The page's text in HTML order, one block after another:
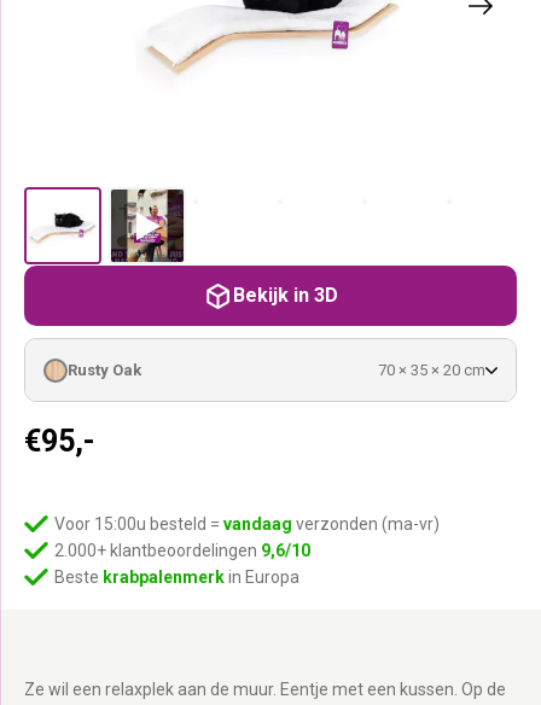
Ze wil een relaxplek aan de muur. Eentje met een kussen. Op de
€95,-
Rusty Oak 70 × 35 × 20 cm
Voor 15:00u besteld = vandaag verzonden (ma-vr)
2.000+ klantbeoordelingen 9,6/10
Beste krabpalenmerkin Europa
Bekijk in 3D